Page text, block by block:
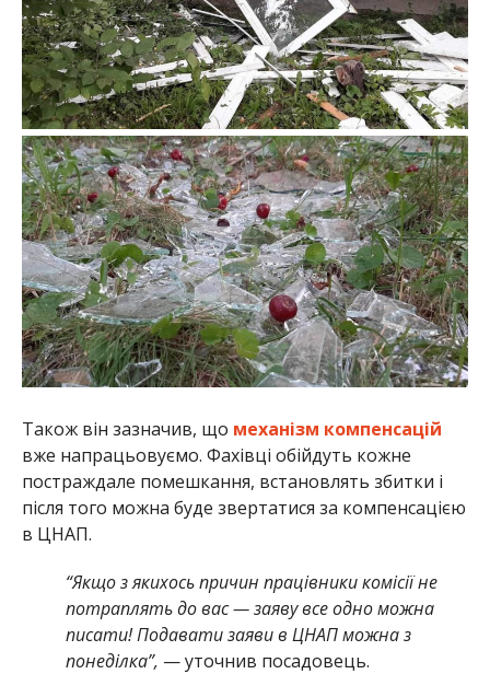
Також він зазначив, що механізм компенсацій
вже напрацьовуємо. Фахівці обійдуть кожне
постраждале помешкання, встановлять збитки і
після того можна буде звертатися за компенсацією
в ЦНАП.
“Якщо з якихось причин працівники комісії не
потраплять до вас — заяву все одно можна
писати! Подавати заяви в ЦНАП можна з
понеділка”, — уточнив посадовець.